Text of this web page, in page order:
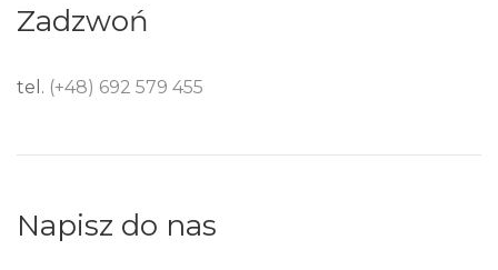
Zadzwoń
tel. (+48) 692 579 455
Napisz do nas